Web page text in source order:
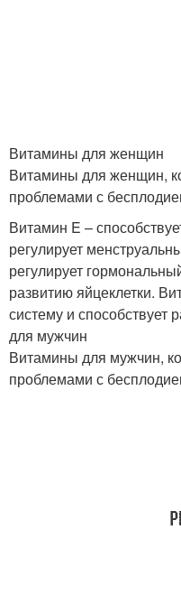
Витамины для женщин
Витамины для женщин,
проблемами с
Витамин E –
регулирует
регулирует
развитию яйцеклетки.
систему и способствует
для мужчин
Витамины для мужчин,
проблемами с